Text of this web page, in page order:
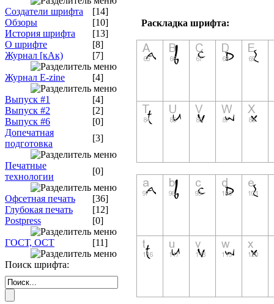
Создатели шрифта
[14]
Обзоры
[10]
История шрифта
[13]
О шрифте
[8]
Журнал [кАк)
[7]
Журнал E-zine [4]
Выпуск #1
[4]
Выпуск #2
[2]
Выпуск #6
[0]
Допечатная
подготовка
[3]
Печатные
технологии
[0]
Офсетная печать
[36]
Глубокая печать
[12]
Postpress
[0]
ГОСТ, ОСТ [11]
Поиск шрифта:
Раскладка шрифта: